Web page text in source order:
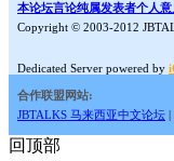
本论坛言论纯属发表者个人
Copyright © 2003-2012
Dedicated Server powered by
合作联盟网站:
JBTALKS 马来西亚中文论坛 |
回顶部